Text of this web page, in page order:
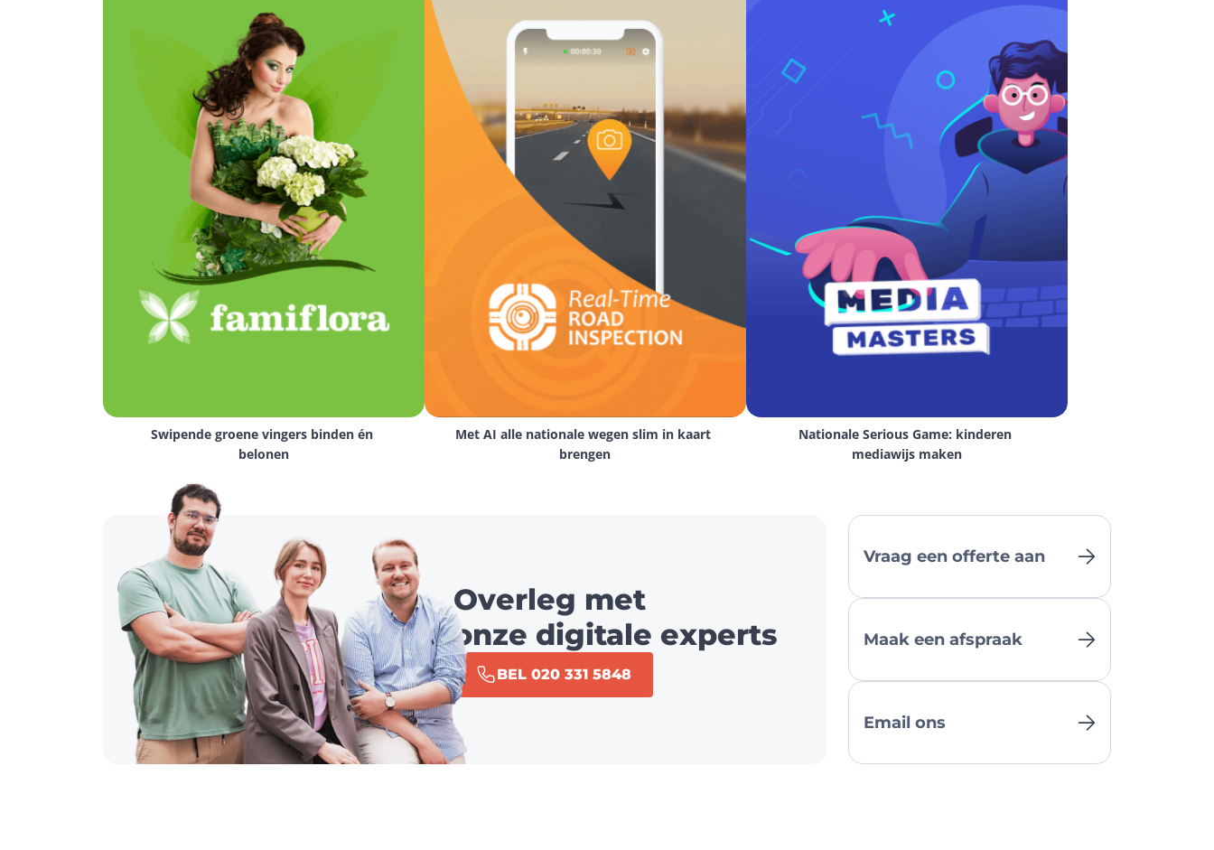
Swipende groene vingers binden én
belonen
Met AI alle nationale wegen slim in kaart
brengen
Nationale Serious Game: kinderen
mediawijs maken
Overleg met
onze digitale experts
BEL 020 331 5848
Vraag een offerte aan
Maak een afspraak
Email ons